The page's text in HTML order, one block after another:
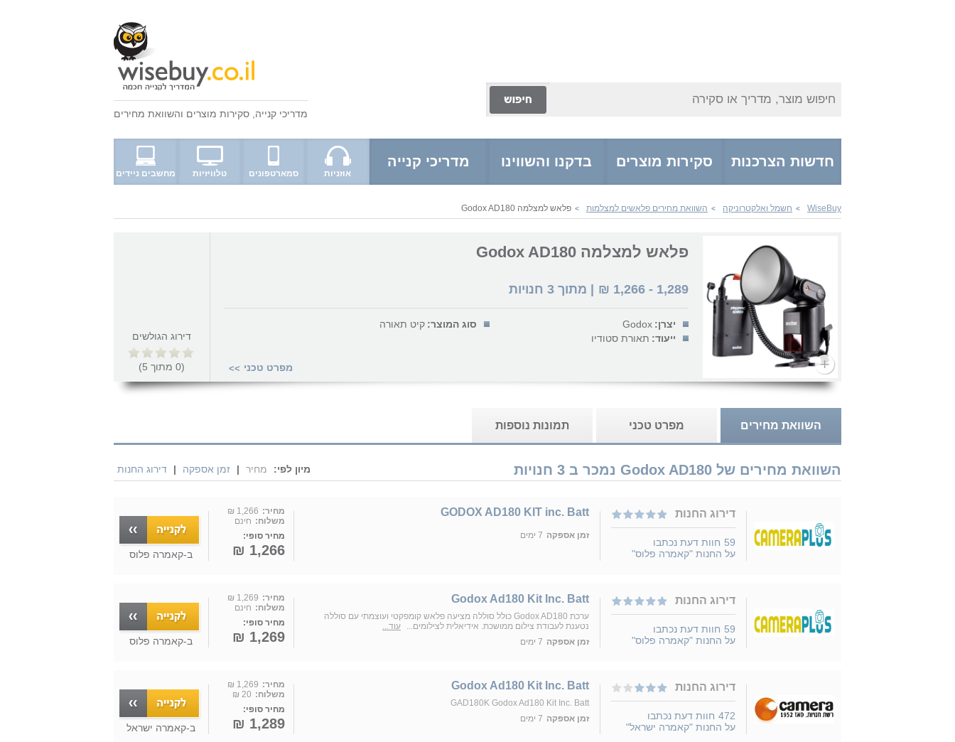
חיפוש מוצר, מדריך או סקירה
מדריכי קנייה סקירות מוצרים והשוואת מחירים
חדשות הצרכנות סקירות מוצרים בדקנו והשווינו מדריכי קנייה
אוזניות סמארטפונים טלוויזיות מחשבים ניידים
WiseBuy
> חשמל ואלקטרוניקה > השוואת מחירים פלאשים למצלמות > פלאש למצלמה Godox AD180
פלאש למצלמה Godox AD180
1,289
-
1,266
₪ | מתוך 3 חנויות
יצרן: Godox סוג המוצר: קיט תאורה
ייעוד: תאורת סטודיו
מפרט טכני >>
דירוג הגולשים
(
0 מתוך 5
)
השוואת מחירים מפרט טכני תמונות נוספות
השוואת מחירים של Godox AD180 נמכר ב 3 חנויות מיון לפי: מחיר | זמן אספקה | דירוג החנות
דירוג החנות
59 חוות דעת נכתבו
על החנות "קאמרה פלוס"
GODOX AD180 KIT inc. Batt
זמן אספקה 7 ימים
מחיר: 1,266 ₪
משלוח: חינם
מחיר סופי:
1,266 ₪ ב-קאמרה פלוס
דירוג החנות
59 חוות דעת נכתבו
על החנות "קאמרה פלוס"
Godox Ad180 Kit Inc. Batt
ערכת Godox AD180 כולל סוללה מציעה פלאש קומפקטי ועוצמתי עם סוללה
נטענת לעבודת צילום ממושכת. אידיאלית לצילומים...
עוד...
זמן אספקה 7 ימים
מחיר: 1,269 ₪
משלוח: חינם
מחיר סופי:
1,269 ₪ ב-קאמרה פלוס
דירוג החנות
472 חוות דעת נכתבו
על החנות "קאמרה ישראל"
Godox Ad180 Kit Inc. Batt
GAD180K Godox Ad180 Kit Inc. Batt
זמן אספקה 7 ימים
מחיר: 1,269 ₪
משלוח: 20 ₪
מחיר סופי:
1,289 ₪ ב-קאמרה ישראל